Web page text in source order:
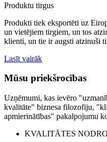
Produktu tirgus
Produkti tiek eksportēti uz
un vietējiem tirgiem, un tos
klienti, un tie ir augsti atzinuši
Lasīt vairāk
Mūsu priekšrocības
Uzņēmumi, kas ievēro
kvalitāte" biznesa filozofiju,
apmierinātības" pakalpojumu
KVALITĀTES